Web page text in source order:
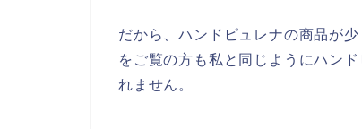
だから、ハンドピュレナの商品が
をご覧の方も私と同じようにハン
れません。